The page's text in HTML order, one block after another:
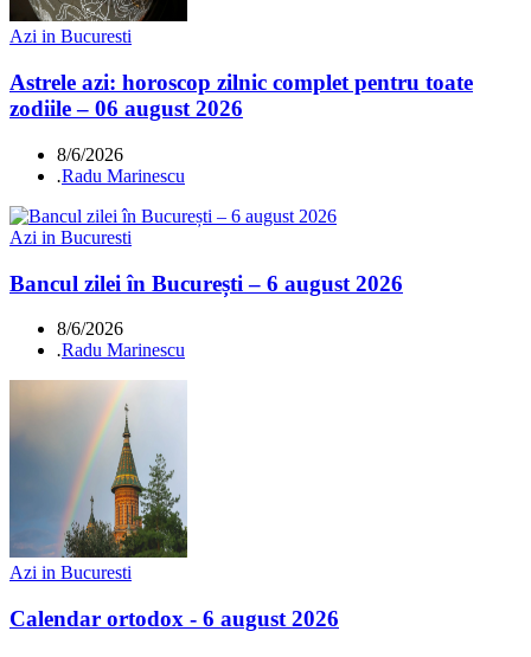
Azi in Bucuresti
Astrele azi: horoscop zilnic complet pentru toate
zodiile – 06 august 2026
8/6/2026
.Radu Marinescu
Azi in Bucuresti
Bancul zilei în București – 6 august 2026
8/6/2026
.Radu Marinescu
Azi in Bucuresti
Calendar ortodox - 6 august 2026